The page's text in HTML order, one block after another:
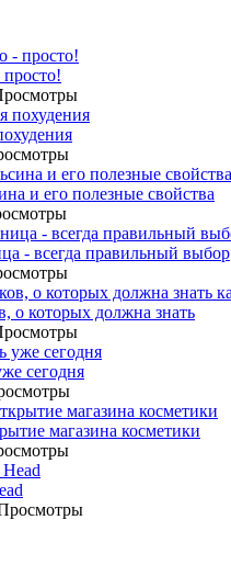
и его полезные свойства
- всегда правильный выбор
о которых должна знать
сегодня
магазина косметики